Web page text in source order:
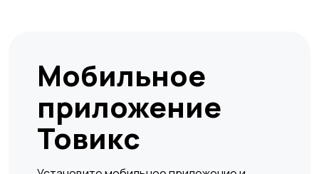
Мобильное
приложение
Товикс